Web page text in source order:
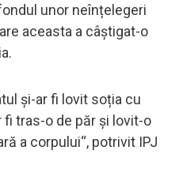
unor neînțelegeri
aceasta a câștigat-o
și-ar fi lovit soția cu
fi tras-o de păr și lovit-o
a corpului“, potrivit IPJ